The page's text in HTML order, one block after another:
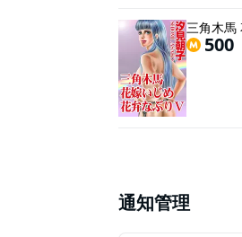
三角木馬
500
通知管理